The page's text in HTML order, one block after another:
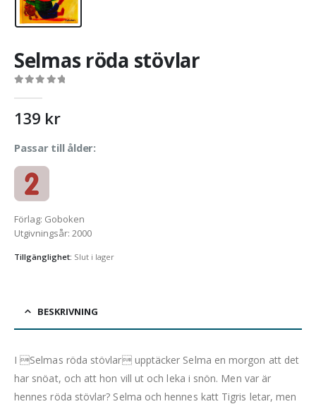
Selmas röda stövlar
139 kr
Passar till ålder:
Förlag: Goboken
Utgivningsår: 2000
Tillgänglighet: Slut i lager
BESKRIVNING
I Selmas röda stövlar upptäcker Selma en morgon att det
har snöat, och att hon vill ut och leka i snön. Men var är
hennes röda stövlar? Selma och hennes katt Tigris letar, men